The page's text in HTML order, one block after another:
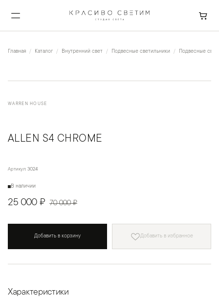
Главная Каталог Внутренний свет Подвесные светильники Подвесные
WARREN HOUSE
ALLEN S4 CHROME
Артикул: 3024
В наличии
25 000 ₽ 70 000 ₽
Добавить в корзину Добавить в избранное
Характеристики